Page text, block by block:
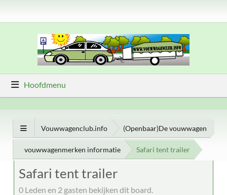
Hoofdmenu
Vouwwagenclub.info (Openbaar)De vouwwagen
vouwwagenmerken informatie Safari tent trailer
Safari tent trailer
0 Leden en 2 gasten bekijken dit board.